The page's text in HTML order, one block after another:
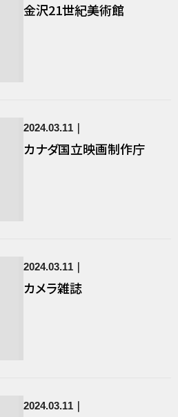
金沢21世紀美術館
2024.03.11
カナダ国立映画制作庁
2024.03.11
カメラ雑誌
2024.03.11